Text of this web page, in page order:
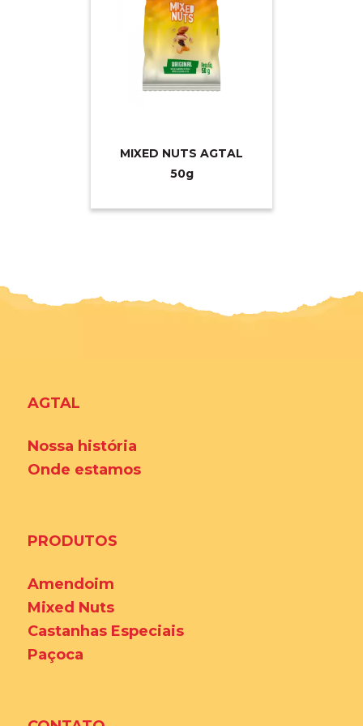
MIXED NUTS AGTAL
50g
AGTAL
Nossa história
Onde estamos
PRODUTOS
Amendoim
Mixed Nuts
Castanhas Especiais
Paçoca